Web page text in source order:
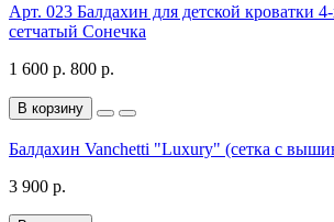
Арт. 023 Балдахин для детской кроватки
сетчатый Сонечка
1 600 р. 800 р.
В корзину
Балдахин Vanchetti "Luxury" (сетка с
3 900 р.